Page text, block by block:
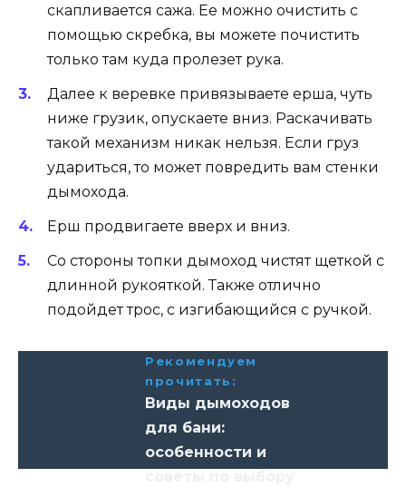
скапливается сажа. Ее можно очистить с
помощью скребка, вы можете почистить
только там куда пролезет рука.
Далее к веревке привязываете ерша, чуть
ниже грузик, опускаете вниз. Раскачивать
такой механизм никак нельзя. Если груз
удариться, то может повредить вам стенки
дымохода.
Ерш продвигаете вверх и вниз.
Со стороны топки дымоход чистят щеткой с
длинной рукояткой. Также отлично
подойдет трос, с изгибающийся с ручкой.
Рекомендуем
прочитать:
Виды дымоходов
для бани:
особенности и